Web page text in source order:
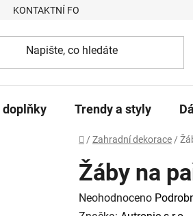
KONTAKTNÍ FORMULÁŘ
doplňky Trendy a styly
Domů
/ Zahradní dekorace /
Žáby na
Průměrné
Neohodnoceno